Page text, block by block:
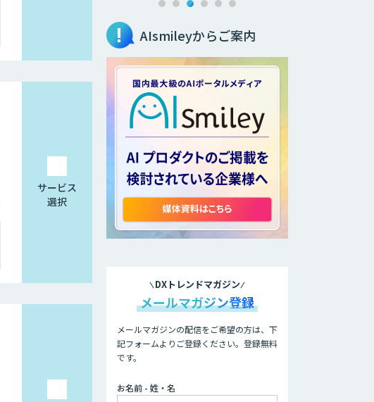
サービス
選択
AIsmileyからご案内
DXトレンドマガジン
メールマガジン登録
メールマガジンの配信をご希望の方は、下
記フォームよりご登録ください。登録無料
です。
お名前 - 姓・名